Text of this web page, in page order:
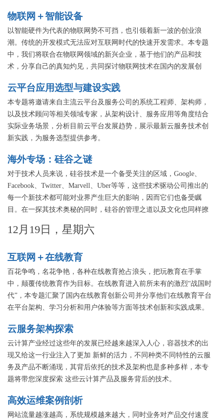
物联网＋智能设备
以智能硬件为代表的物联网势不可挡，也引领着新一波的创业浪
潮。传统的开发模式无法应对互联网时代的快速开发需求。本专题
中，我们将联合在物联网领域的新兴企业，基于他们的产品和技
术，分享自己的真知灼见，共同探讨物联网技术在国内的发展创
云平台应用选型与建设实践
本专题将邀请来自主流云平台及服务公司的系统工程师、架构师，
以及技术顾问等相关领域专家，从架构设计、服务应用等角度结合
实际业务场景，分析目前云平台发展趋势，展示最新云服务技术创
新实践，为服务选型提供参考。
海外专场：硅谷之谜
对于技术人员来说，硅谷技术是一个备受关注的区域，Google、
Facebook、Twitter、Marvell、Uber等等，这些技术驱动公司推出的
每一个新技术都可能对业界产生巨大的影响，因而它们也备受瞩
目。在一探其技术奥秘的同时，硅谷的管理之道以及文化也同样撩
探求之路以及对硅谷文化的深层次认识揭示硅谷之谜。
12月19日，星期六
互联网＋在线教育
百花争鸣，名花争艳，各种在线教育抢占浪头，把玩教育在手掌
中，颠覆传统教育作为目标。在线教育进入前所未有的激烈“战国时
代”，本专题汇聚了国内在线教育创新公司并分享他们在线教育平台
在平台架构、学习分析和用户体验等方面等技术创新和实践成果。
云服务架构探索
云计算产业经过这些年的发展已经越来越深入人心，容器技术的出
现又给这一行业注入了更加 新鲜的活力，不同种类不同特性的云服
务及产品不断涌现，其背后依托的技术及架构也是多种多样，本专
题将带您深度探索 这些云计算产品及服务背后的技术。
高效运维案例剖析
网站流量越涨越高，系统规模越来越大，同时业务对产品交付速度